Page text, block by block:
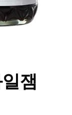
잼